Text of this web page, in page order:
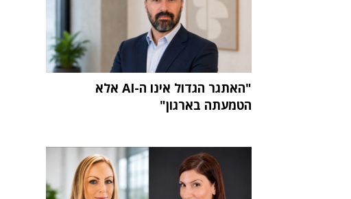
"האתגר הגדול אינו ה-AI אלא
הטמעתה בארגון"